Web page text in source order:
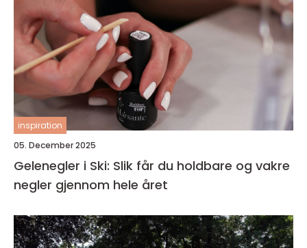
inspiration
05. December 2025
Gelenegler i Ski: Slik får du holdbare og vakre
negler gjennom hele året